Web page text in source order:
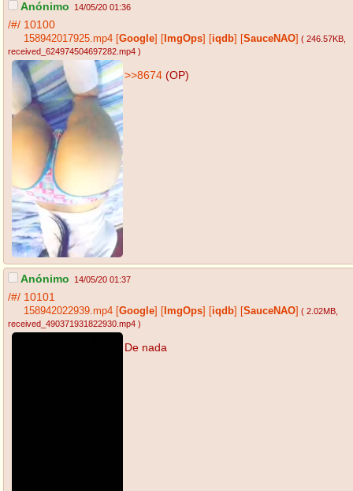
Anónimo 14/05/20 01:36
/#/ 10100
158942017925.mp4 [Google] [ ImgOps] [iqdb] [SauceNAO] ( 246.57KB
received_624974504697282.mp4 )
>>8674(OP)
Anónimo 14/05/20 01:37
/#/ 10101
158942022939.mp4 [Google] [ ImgOps] [iqdb] [SauceNAO] ( 2.02MB
received_490371931822930.mp4 )
De nada